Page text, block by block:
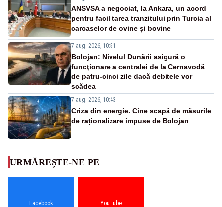
ANSVSA a negociat, la Ankara, un acord
pentru facilitarea tranzitului prin Turcia al
carcaselor de ovine și bovine
7 aug. 2026, 10:51
Bolojan: Nivelul Dunării asigură o
funcționare a centralei de la Cernavodă
de patru-cinci zile dacă debitele vor
scădea
7 aug. 2026, 10:43
Criza din energie. Cine scapă de măsurile
de raționalizare impuse de Bolojan
URMĂREȘTE-NE PE
Facebook YouTube